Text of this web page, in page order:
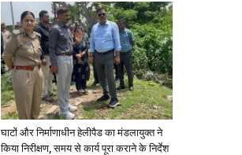
घाटों और निर्माणाधीन हेलीपैड का मंडलायुक्त ने
किया निरीक्षण, समय से कार्य पूरा कराने के निर्देश